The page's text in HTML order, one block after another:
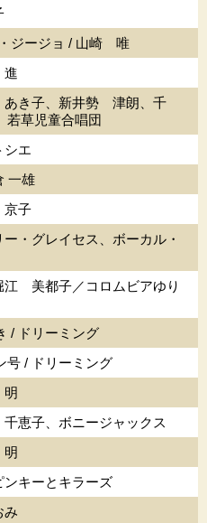
ジージョ / 山崎 唯
進
き子、新井勢 津朗、千
草児童合唱団
シエ
一雄
京子
・グレイセス、ボーカル・
江 美都子／コロムビアゆり
/ ドリーミング
号 / ドリーミング
明
恵子、ボニージャックス
明
ンキーとキラーズ
み